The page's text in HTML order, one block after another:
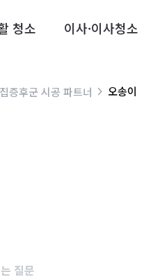
청소 이사·이사청소
증후군 시공 파트너 오송이
질문